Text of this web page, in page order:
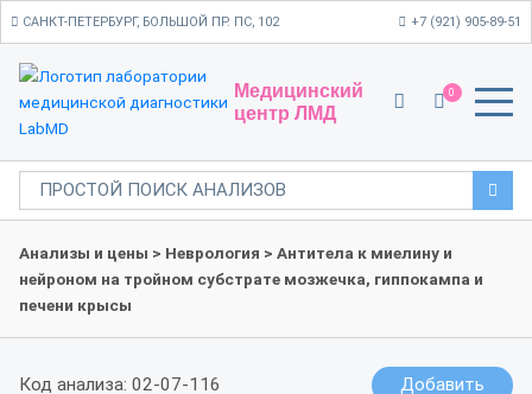
САНКТ-ПЕТЕРБУРГ, БОЛЬШОЙ ПР. ПС, 102 +7 (921) 905-89-51
Медицинский
центр ЛМД
0
Анализы и цены > Неврология > Антитела к миелину и
нейроном на тройном субстрате мозжечка, гиппокампа и
печени крысы
Код анализа: 02-07-116 Добавить